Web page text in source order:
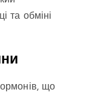
та обміні
що